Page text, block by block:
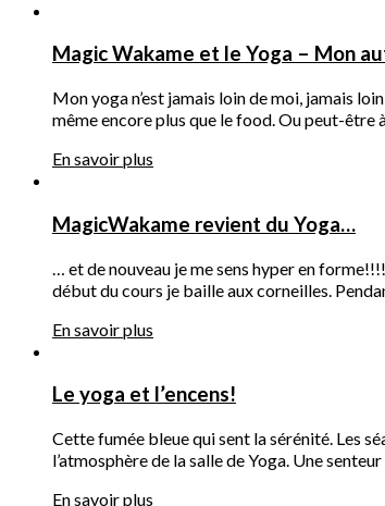
Magic Wakame et le Yoga – Mon
Mon yoga n’est jamais loin de moi, jamais
même encore plus que le food. Ou peut-être
En savoir plus
MagicWakame revient du Yoga…
… et de nouveau je me sens hyper en
début du cours je baille aux corneilles.
En savoir plus
Le yoga et l’encens!
Cette fumée bleue qui sent la sérénité. Les
l’atmosphère de la salle de Yoga. Une
En savoir plus